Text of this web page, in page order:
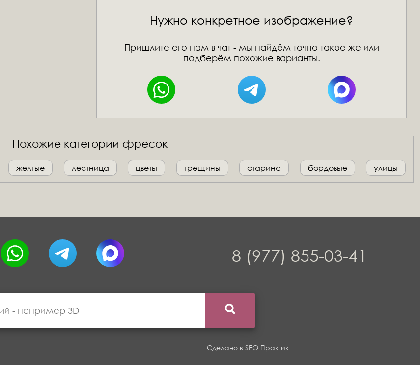
Нужно конкретное изображение?
Пришлите его нам в чат - мы найдём точно такое же или
подберём похожие варианты.
Похожие категории фресок
желтые лестница цветы трещины старина бордовые улицы
8 (977) 855-03-41
Сделано в SEO Практик